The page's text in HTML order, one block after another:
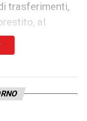
trasferimenti,
al
assist, dopo, il
in
ad una
del